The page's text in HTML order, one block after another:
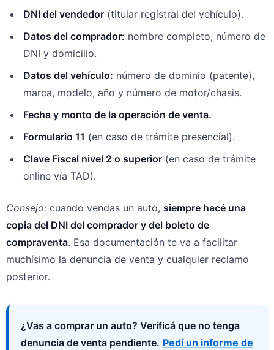
DNI del vendedor (titular registral del vehículo).
Datos del comprador: nombre completo, número de
DNI y domicilio.
Datos del vehículo: número de dominio (patente),
marca, modelo, año y número de motor/chasis.
Fecha y monto de la operación de venta.
Formulario 11 (en caso de trámite presencial).
Clave Fiscal nivel 2 o superior (en caso de trámite
online vía TAD).
Consejo: cuando vendas un auto, siempre hacé una
copia del DNI del comprador y del boleto de
compraventa. Esa documentación te va a facilitar
muchísimo la denuncia de venta y cualquier reclamo
posterior.
¿Vas a comprar un auto? Verificá que no tenga
denuncia de venta pendiente. Pedí un informe de